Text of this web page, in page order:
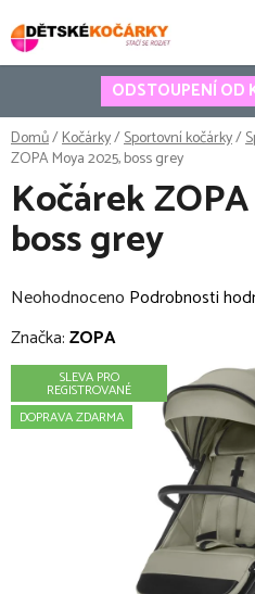
na
obsah
ODSTOUPENÍ OD
Domů/Kočárky/Sportovní kočárky/
ZOPA Moya 2025, boss grey
Kočárek
boss grey
Průměrné
hodnocení
0,0
Neohodnoceno Podrobnosti
Značka:ZOPA
SLEVA PRO
REGISTROVANÉ
DOPRAVA ZDARMA